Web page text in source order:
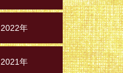
2022年
2021年